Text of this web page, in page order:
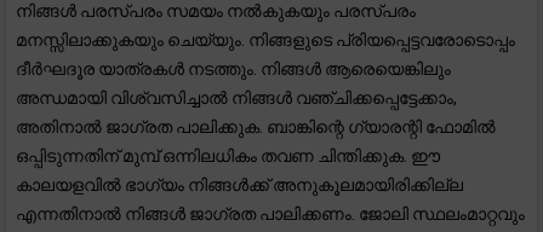
നിങ്ങൾ പരസ്പരം സമയം നൽകുകയും പരസ്പരം
മനസ്സിലാക്കുകയും ചെയ്യും. നിങ്ങളുടെ പ്രിയപ്പെട്ടവരോടൊപ്പം
ദീർഘദൂര യാത്രകൾ നടത്തും. നിങ്ങൾ ആരെയെങ്കിലും
അന്ധമായി വിശ്വസിച്ചാൽ നിങ്ങൾ വഞ്ചിക്കപ്പെട്ടേക്കാം,
അതിനാൽ ജാഗ്രത പാലിക്കുക. ബാങ്കിന്റെ ഗ്യാരന്റി ഫോമിൽ
ഒപ്പിടുന്നതിന് മുമ്പ് ഒന്നിലധികം തവണ ചിന്തിക്കുക. ഈ
കാലയളവിൽ ഭാഗ്യം നിങ്ങൾക്ക് അനുകൂലമായിരിക്കില്ല
എന്നതിനാൽ നിങ്ങൾ ജാഗ്രത പാലിക്കണം. ജോലി സ്ഥലംമാറ്റവും